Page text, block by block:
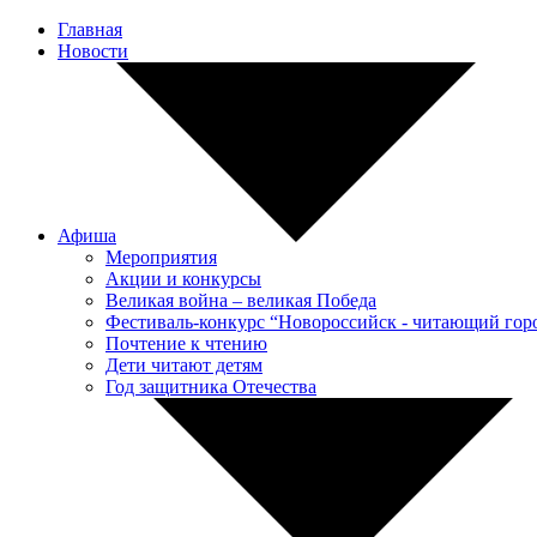
Главная
Новости
Афиша
Мероприятия
Акции и конкурсы
Великая война – великая Победа
Фестиваль-конкурс “Новороссийск - читающий
Почтение к чтению
Дети читают детям
Год защитника Отечества